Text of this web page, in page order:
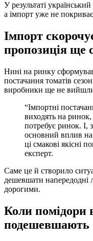
У результаті
а імпорт уже не
Імпорт
пропозиція ще
Нині на ринку
постачання томатів
виробники ще не
“Імпортні
виходять на
потребує ринок. І,
основний вплив
ці смакові якісні
експерт.
Саме це й створило
дешевшати напередодні
дорогими.
Коли помідори
подешевшають